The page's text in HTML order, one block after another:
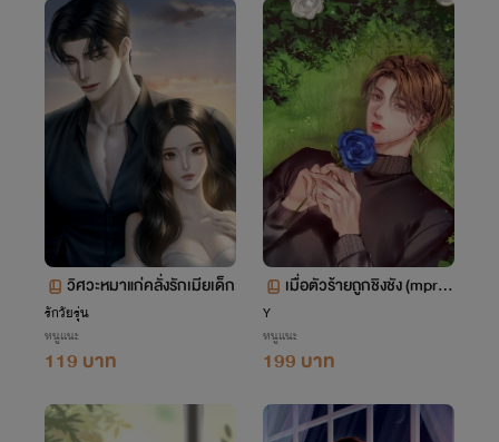
วิศวะหมาแก่คลั่งรักเมียเด็ก
รักวัยรุ่น
หนูแนะ
119 บาท
เมื่อตัวร้ายถูกชิงชัง (mpre
Y
หนูแนะ
199 บาท